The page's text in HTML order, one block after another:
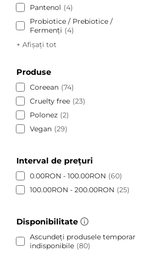
Pantenol
4
Probiotice / Prebiotice /
Fermenți
4
+ Afișați tot
Produse
Coreean 74
Cruelty free 23
Polonez 2
Vegan 29
Interval de prețuri
0.00RON - 100.00RON
60
100.00RON - 200.00RON
25
Disponibilitate
Ascundeți produsele temporar
indisponibile 80